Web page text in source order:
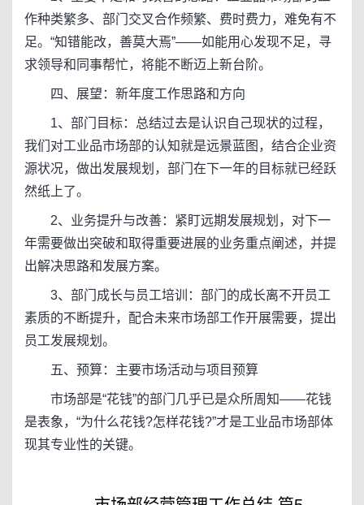
作种类繁多、部门交叉合作频繁、费时费力，难免有不
足。“知错能改，善莫大焉”——如能用心发现不足，寻
求领导和同事帮忙，将能不断迈上新台阶。
四、展望：新年度工作思路和方向
1、部门目标：总结过去是认识自己现状的过程，
我们对工业品市场部的认知就是远景蓝图，结合企业资
源状况，做出发展规划，部门在下一年的目标就已经跃
然纸上了。
2、业务提升与改善：紧盯远期发展规划，对下一
年需要做出突破和取得重要进展的业务重点阐述，并提
出解决思路和发展方案。
3、部门成长与员工培训：部门的成长离不开员工
素质的不断提升，配合未来市场部工作开展需要，提出
员工发展规划。
五、预算：主要市场活动与项目预算
市场部是“花钱”的部门几乎已是众所周知——花钱
是表象，“为什么花钱?怎样花钱?”才是工业品市场部体
现其专业性的关键。